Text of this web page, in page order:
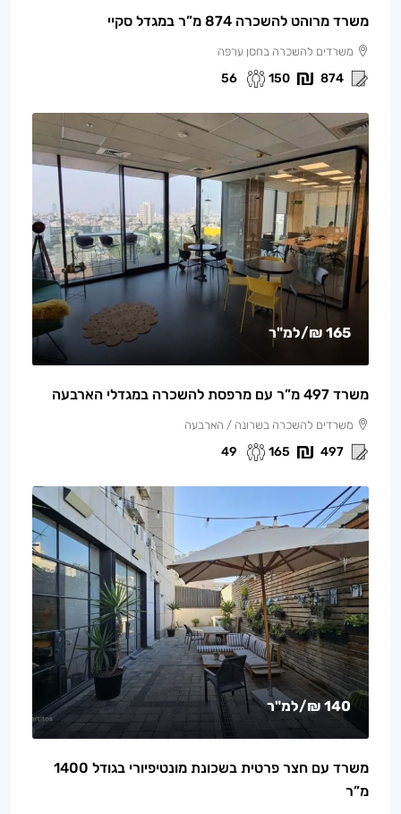
משרד מרוהט להשכרה 874 מ”ר במגדל סקיי
משרדים להשכרה בחסן ערפה
874
150
56
165 ₪ /למ"ר
משרד 497 מ”ר עם מרפסת להשכרה במגדלי הארבעה
משרדים להשכרה בשרונה / הארבעה
497
165
49
140 ₪ /למ"ר
משרד עם חצר פרטית בשכונת מונטיפיורי בגודל 1400
מ”ר